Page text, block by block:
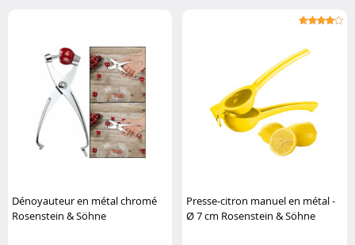
Dénoyauteur en métal chromé
Rosenstein & Söhne
Presse-citron manuel en métal -
Ø 7 cm Rosenstein & Söhne